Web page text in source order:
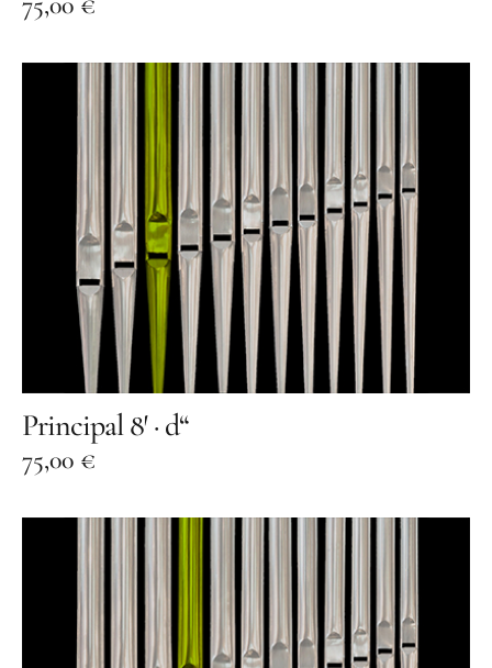
Principal 8′ · d“
75,00 €